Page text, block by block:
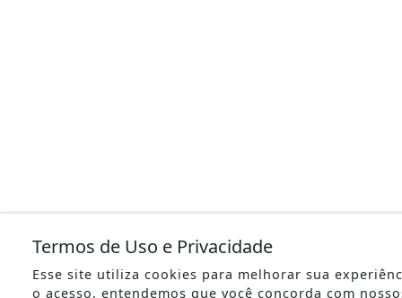
Termos de Uso e Privacidade
Esse site utiliza cookies para melhorar sua
o acesso, entendemos que você concorda com